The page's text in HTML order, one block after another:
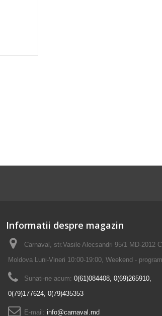
Informatii despre magazin
Carnaval, str.Vasile Alecsandri 95/1 MD-2012
Moldova Luni-Vineri 10:00-19:00, Weekend -
Sunati-ne acum: 0(61)084408, 0(69)265910,
0(79)177624, 0(79)435353
E-mail: info@carnaval.md